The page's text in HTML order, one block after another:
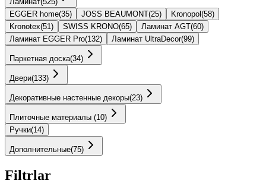
EGGER home(35) JOSS BEAUMONT(25) Kronopol (58)
Kronotex(51) SWISS KRONO(65) Ламинат AGT(60)
Ламинат EGGER Pro(132) Ламинат UltraDecor(99)
Паркетная доска(34)
Двери(133)
Декоративные настенные декоры(23)
Плиточные материалы (10)
Ручки(14)
Дополнительные(75)
Filtrlar